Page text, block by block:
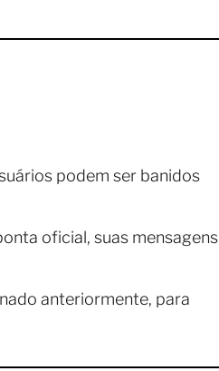
podem ser banidos
oficial, suas mensagens
anteriormente, para